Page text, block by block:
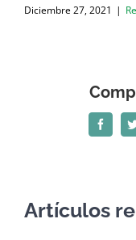
Diciembre 27, 2021 |
Artículos